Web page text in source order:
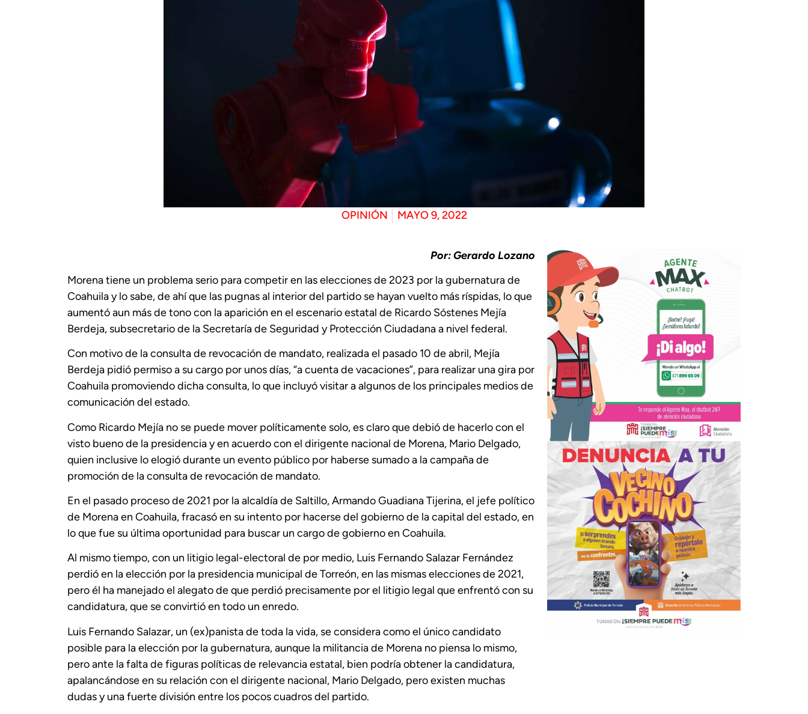
OPINIÓN MAYO 9, 2022
Por: Gerardo Lozano
Morena tiene un problema serio para competir en las elecciones de 2023 por la gubernatura de
Coahuila y lo sabe, de ahí que las pugnas al interior del partido se hayan vuelto más ríspidas, lo que
aumentó aun más de tono con la aparición en el escenario estatal de Ricardo Sóstenes Mejía
Berdeja, subsecretario de la Secretaría de Seguridad y Protección Ciudadana a nivel federal.
Con motivo de la consulta de revocación de mandato, realizada el pasado 10 de abril, Mejía
Berdeja pidió permiso a su cargo por unos días, “a cuenta de vacaciones”, para realizar una gira por
Coahuila promoviendo dicha consulta, lo que incluyó visitar a algunos de los principales medios de
comunicación del estado.
Como Ricardo Mejía no se puede mover políticamente solo, es claro que debió de hacerlo con el
visto bueno de la presidencia y en acuerdo con el dirigente nacional de Morena, Mario Delgado,
quien inclusive lo elogió durante un evento público por haberse sumado a la campaña de
promoción de la consulta de revocación de mandato.
En el pasado proceso de 2021 por la alcaldía de Saltillo, Armando Guadiana Tijerina, el jefe político
de Morena en Coahuila, fracasó en su intento por hacerse del gobierno de la capital del estado, en
lo que fue su última oportunidad para buscar un cargo de gobierno en Coahuila.
Al mismo tiempo, con un litigio legal-electoral de por medio, Luis Fernando Salazar Fernández
perdió en la elección por la presidencia municipal de Torreón, en las mismas elecciones de 2021,
pero él ha manejado el alegato de que perdió precisamente por el litigio legal que enfrentó con su
candidatura, que se convirtió en todo un enredo.
Luis Fernando Salazar, un (ex)panista de toda la vida, se considera como el único candidato
posible para la elección por la gubernatura, aunque la militancia de Morena no piensa lo mismo,
pero ante la falta de figuras políticas de relevancia estatal, bien podría obtener la candidatura,
apalancándose en su relación con el dirigente nacional, Mario Delgado, pero existen muchas
dudas y una fuerte división entre los pocos cuadros del partido.